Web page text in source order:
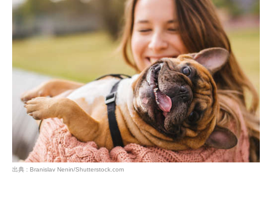
出典 : Branislav Nenin/Shutterstock.com